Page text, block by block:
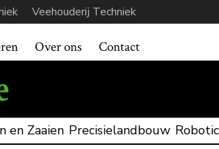
Veehouderij Techniek
Over ons Contact
en Zaaien Precisielandbouw